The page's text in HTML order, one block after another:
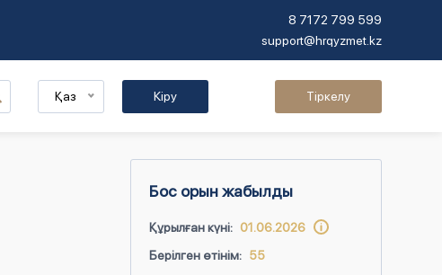
8 7172 799 599
support@hrqyzmet.kz
Қаз Кіру Тіркелу
Бос орын жабылды
Құрылған күні: 01.06.2026
Берілген өтінім: 55